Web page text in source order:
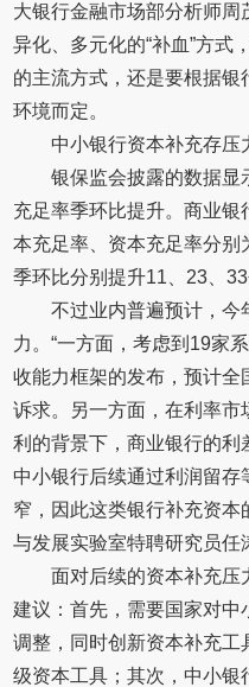
大银行金融市场部分析师
异化、多元化的“补血”方式
的主流方式，还是要根据
环境而定。
中小银行资本补充存压
银保监会披露的数据显
充足率季环比提升。商业
本充足率、资本充足率分别
季环比分别提升11、23、33
不过业内普遍预计，今
力。“一方面，考虑到19家
收能力框架的发布，预计全
诉求。另一方面，在利率市
利的背景下，商业银行的利
中小银行后续通过利润留
窄，因此这类银行补充资本
与发展实验室特聘研究员任
面对后续的资本补充压
建议：首先，需要国家对
调整，同时创新资本补充工
级资本工具；其次，中小银